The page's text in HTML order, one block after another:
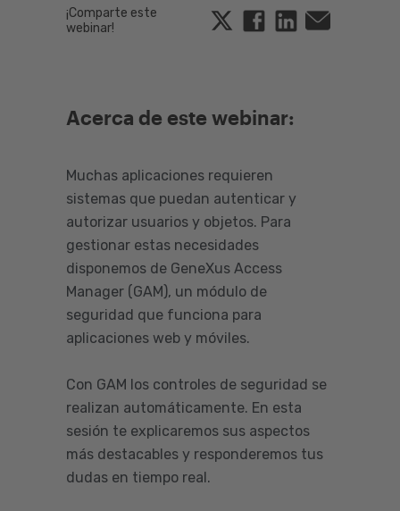
¡Comparte este
webinar!
Twitter FacebookLinkedin
Acerca de este webinar:
Muchas aplicaciones requieren
sistemas que puedan autenticar y
autorizar usuarios y objetos. Para
gestionar estas necesidades
disponemos de GeneXus Access
Manager (GAM), un módulo de
seguridad que funciona para
aplicaciones web y móviles.
Con GAM los controles de seguridad se
realizan automáticamente. En esta
sesión te explicaremos sus aspectos
más destacables y responderemos tus
dudas en tiempo real.